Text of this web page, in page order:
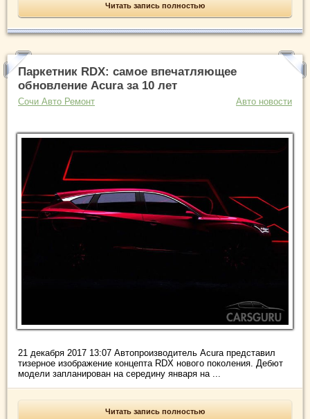
Читать запись полностью
Паркетник RDX: самое впечатляющее
обновление Acura за 10 лет
Сочи Авто Ремонт Авто новости
21 декабря 2017 13:07 Автопроизводитель Acura представил
тизерное изображение концепта RDX нового поколения. Дебют
модели запланирован на середину января на ...
Читать запись полностью